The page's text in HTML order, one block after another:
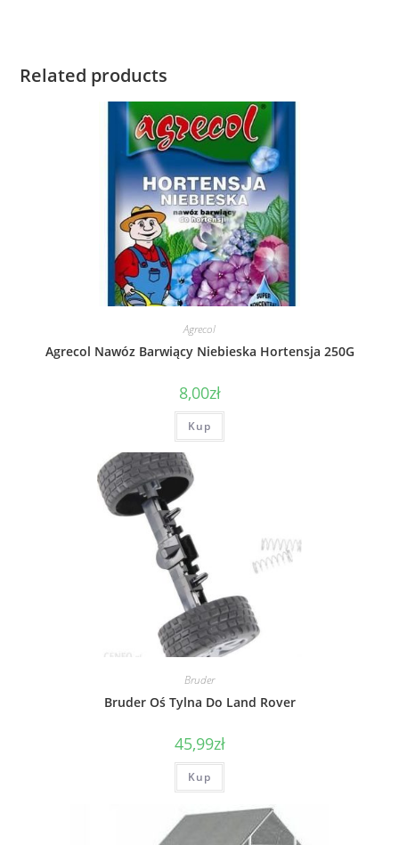
Related products
Agrecol
Agrecol Nawóz Barwiący Niebieska Hortensja 250G
8,00zł
Kup
Bruder
Bruder Oś Tylna Do Land Rover
45,99zł
Kup